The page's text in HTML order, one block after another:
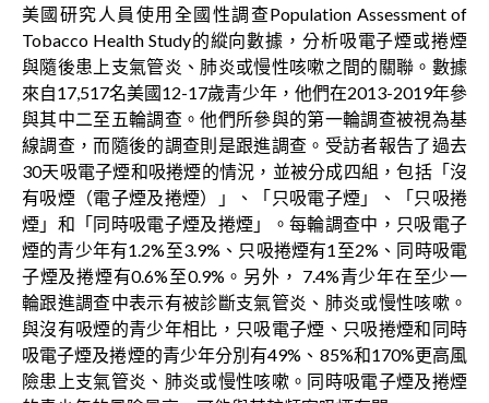
美國研究人員使用全國性調查Population Assessment of
Tobacco Health Study的縱向數據，分析吸電子煙或捲煙
與隨後患上支氣管炎、肺炎或慢性咳嗽之間的關聯。數據
來自17,517名美國12-17歲青少年，他們在2013-2019年參
與其中二至五輪調查。他們所參與的第一輪調查被視為基
線調查，而隨後的調查則是跟進調查。受訪者報告了過去
30天吸電子煙和吸捲煙的情況，並被分成四組，包括「沒
有吸煙（電子煙及捲煙）」、「只吸電子煙」、「只吸捲
煙」和「同時吸電子煙及捲煙」。每輪調查中，只吸電子
煙的青少年有1.2%至3.9%、只吸捲煙有1至2%、同時吸電
子煙及捲煙有0.6%至0.9%。另外， 7.4%青少年在至少一
輪跟進調查中表示有被診斷支氣管炎、肺炎或慢性咳嗽。
與沒有吸煙的青少年相比，只吸電子煙、只吸捲煙和同時
吸電子煙及捲煙的青少年分別有49%、85%和170%更高風
險患上支氣管炎、肺炎或慢性咳嗽。同時吸電子煙及捲煙